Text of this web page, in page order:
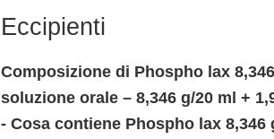
Eccipienti
Composizione di Phospho lax
soluzione orale – 8,346 g/20 ml +
- Cosa contiene Phospho lax